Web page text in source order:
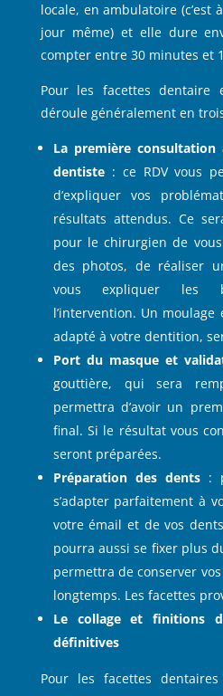
locale, en ambulatoire (c’est
jour même) et elle dure
compter entre 30 minutes et
Pour les facettes dentaire
déroule généralement en
La première
dentiste : ce RDV vous
d’expliquer vos
résultats attendus. Ce
pour le chirurgien de
des photos, de réaliser
vous expliquer les
l’intervention. Un
adapté à votre dentition,
Port du masque et
gouttière, qui sera
permettra d’avoir un
final. Si le résultat vous
seront préparées.
Préparation des dents:
s’adapter parfaitement à
votre émail et de vos
pourra aussi se fixer plus
permettra de conserver
longtemps. Les facettes
Le collage et finitions
définitives
Pour les facettes